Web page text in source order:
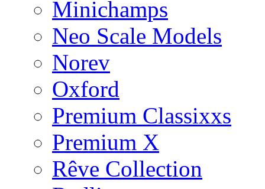
Minichamps
Neo Scale Models
Norev
Oxford
Premium Classixxs
Premium X
Rêve Collection